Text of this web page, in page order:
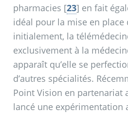
pharmacies [23] en fait
idéal pour la mise en place
initialement, la
exclusivement à la
apparaît qu’elle se
d’autres spécialités.
Point Vision en partenariat
lancé une expérimentation